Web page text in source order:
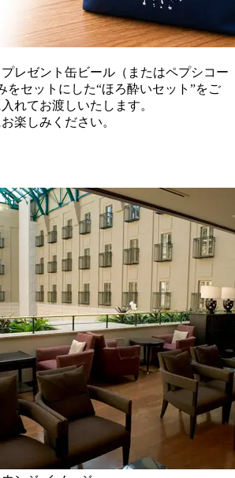
プレゼント缶ビール（またはペプシコー
をセットにした“ほろ酔いセット”をご
れてお渡しいたします。
楽しみください。